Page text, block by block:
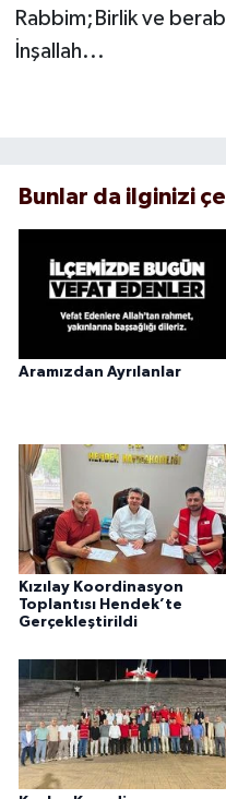
Rabbim;Birlik ve
İnşallah...
Bunlar da ilginizi
Aramızdan Ayrılanlar
Kızılay Koordinasyon
Toplantısı Hendek’te
Gerçekleştirildi